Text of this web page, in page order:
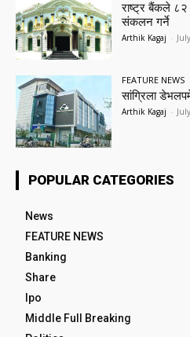
राष्ट्र बैंकले ८२
संकलन गर्ने
Arthik Kagaj -
FEATURE NEWS
सांग्रिला
Arthik Kagaj -
POPULAR CATEGORIES
News
FEATURE NEWS
Banking
Share
Ipo
Middle Full Breaking